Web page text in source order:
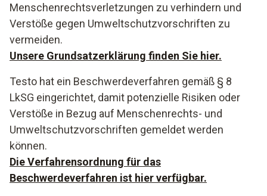
Menschenrechtsverletzungen zu verhindern und
Verstöße gegen Umweltschutzvorschriften zu
vermeiden.
Unsere Grundsatzerklärung finden Sie hier.
Testo hat ein Beschwerdeverfahren gemäß § 8
LkSG eingerichtet, damit potenzielle Risiken oder
Verstöße in Bezug auf Menschenrechts- und
Umweltschutzvorschriften gemeldet werden
können.
Die Verfahrensordnung für das
Beschwerdeverfahren ist hier verfügbar.